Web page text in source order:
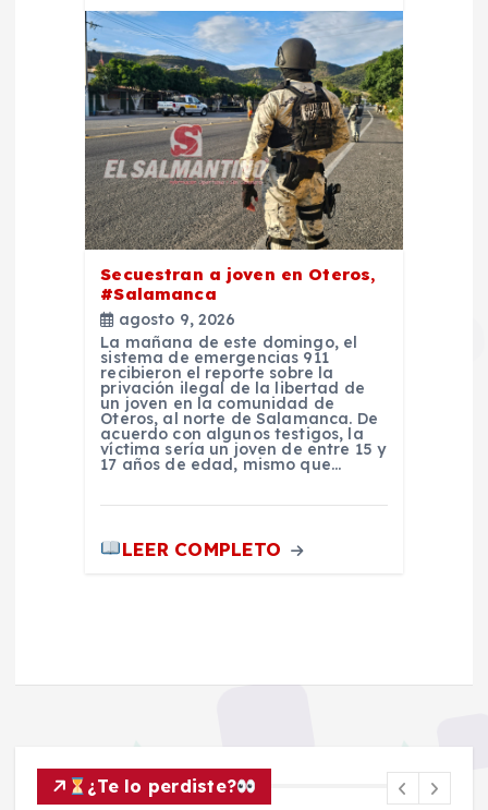
Secuestran a joven en Oteros,
#Salamanca
agosto 9, 2026
La mañana de este domingo, el
sistema de emergencias 911
recibieron el reporte sobre la
privación ilegal de la libertad de
un joven en la comunidad de
Oteros, al norte de Salamanca. De
acuerdo con algunos testigos, la
víctima sería un joven de entre 15 y
17 años de edad, mismo que…
LEER COMPLETO
¿Te lo perdiste?